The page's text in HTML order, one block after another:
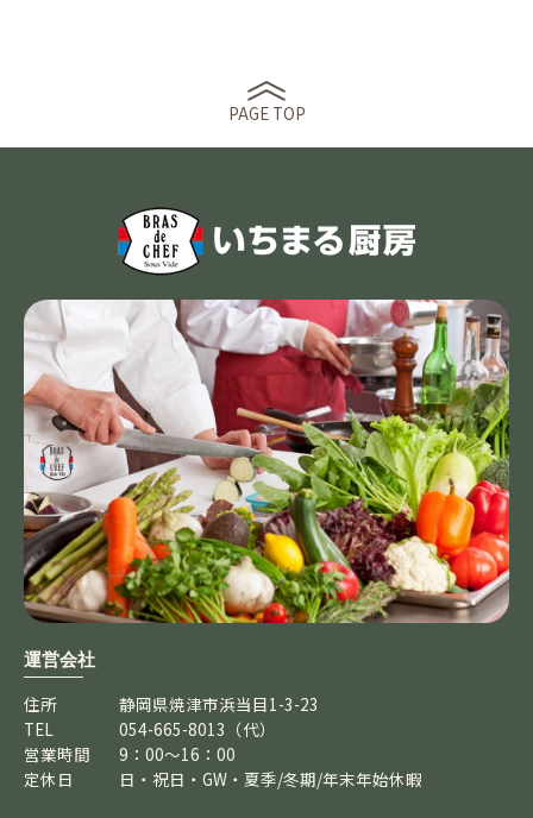
PAGE TOP
運営会社
住所
静岡県焼津市浜当目1-3-23
TEL
054-665-8013（代）
営業時間
9：00～16：00
定休日
日・祝日・GW・夏季/冬期/年末年始休暇